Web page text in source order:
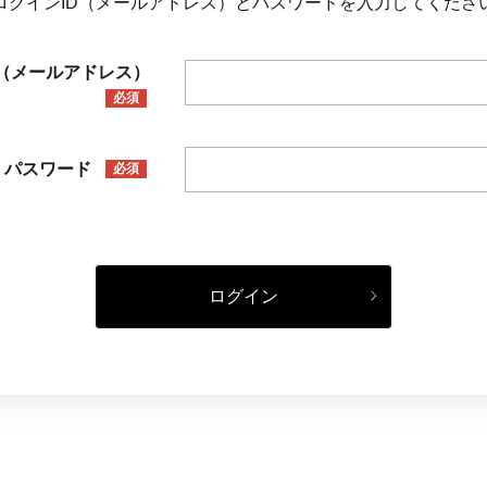
メールアドレス）
必須
パスワード 必須
ログイン